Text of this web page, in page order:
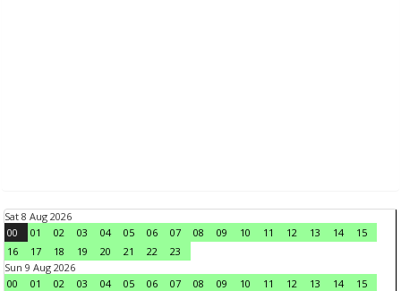
Sat 8 Aug 2026
00
01 02 03 04 05 06 07 08 09 10 11 12 13 14
15
16
17 18 19 20 21 22
23
Sun 9 Aug 2026
00
01 02 03 04 05 06 07 08 09 10 11 12 13 14
15